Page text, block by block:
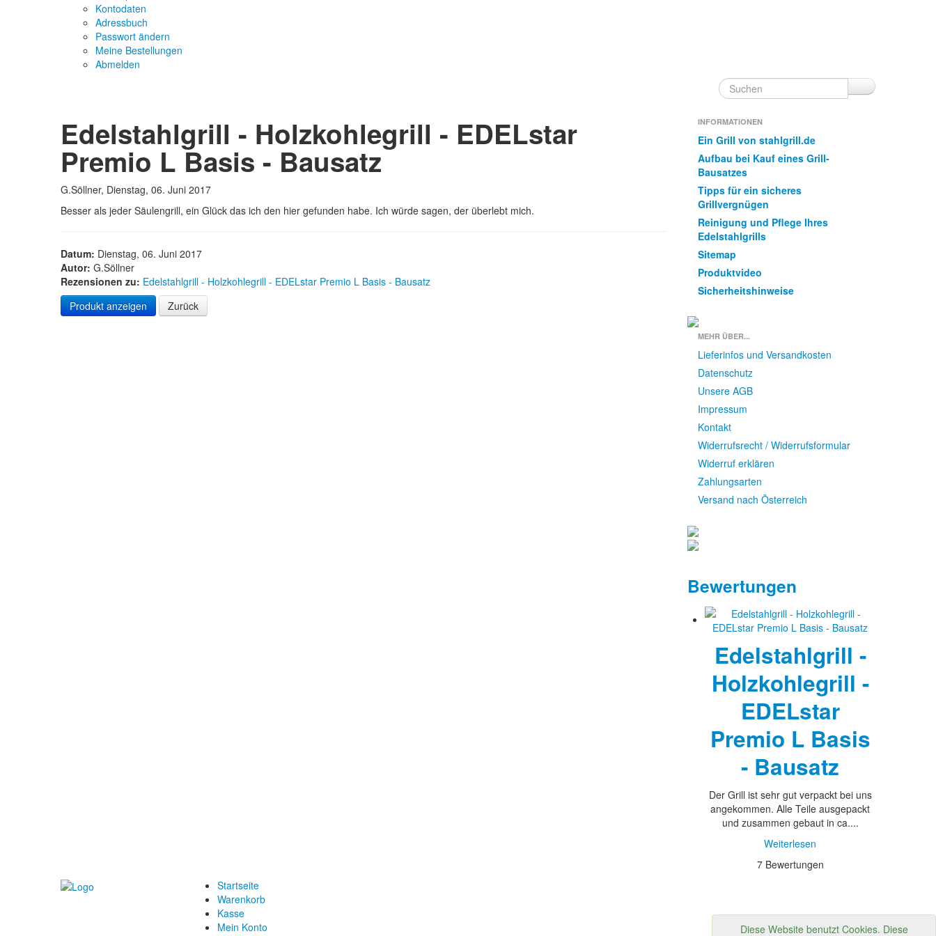
Kontodaten
Adressbuch
Passwort ändern
Meine Bestellungen
Abmelden
Edelstahlgrill - Holzkohlegrill - EDELstar
Premio L Basis - Bausatz
G.Söllner, Dienstag, 06. Juni 2017
Besser als jeder Säulengrill, ein Glück das ich den hier gefunden habe. Ich würde sagen, der überlebt mich.
Datum: Dienstag, 06. Juni 2017
Autor: G.Söllner
Rezensionen zu: Edelstahlgrill - Holzkohlegrill - EDELstar Premio L Basis - Bausatz
Produkt anzeigen
Zurück
INFORMATIONEN
Ein Grill von stahlgrill.de
Aufbau bei Kauf eines Grill-
Bausatzes
Tipps für ein sicheres
Grillvergnügen
Reinigung und Pflege Ihres
Edelstahlgrills
Sitemap
Produktvideo
Sicherheitshinweise
MEHR ÜBER...
Lieferinfos und Versandkosten
Datenschutz
Unsere AGB
Impressum
Kontakt
Widerrufsrecht / Widerrufsformular
Widerruf erklären
Zahlungsarten
Versand nach Österreich
Bewertungen
Edelstahlgrill -
Holzkohlegrill -
EDELstar
Premio L Basis
- Bausatz
Der Grill ist sehr gut verpackt bei uns
angekommen. Alle Teile ausgepackt
und zusammen gebaut in ca....
Weiterlesen
7 Bewertungen
Startseite
Warenkorb
Kasse
Mein Konto
Diese Website benutzt Cookies. Diese